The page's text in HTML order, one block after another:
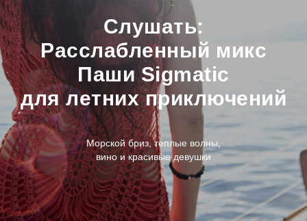
Слушать:
Расслабленный микс
Паши Sigmatic
для летних приключений
Морской бриз, теплые волны,
вино и красивые девушки